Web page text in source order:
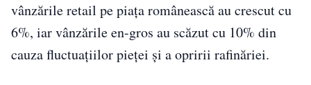
vânzările retail pe piața românească au crescut cu
6%, iar vânzările en-gros au scăzut cu 10% din
cauza fluctuațiilor pieței și a opririi rafinăriei.